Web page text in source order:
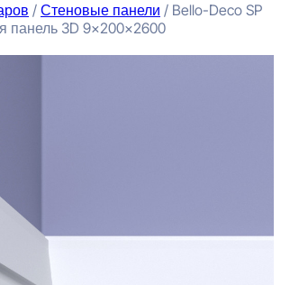
/ Стеновые панели / Bello-Deco SP
панель 3D 9x200x2600